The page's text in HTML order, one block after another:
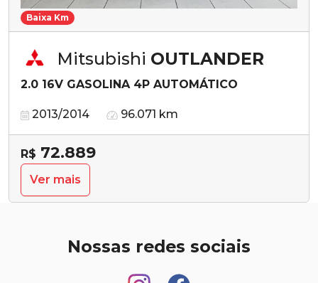
Baixa Km
Mitsubishi OUTLANDER
2.0 16V GASOLINA 4P AUTOMÁTICO
2013/2014 96.071 km
R$ 72.889
Ver mais
Nossas redes sociais